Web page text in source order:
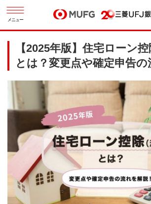
メニュー
【2025年版】住宅ローン控
とは？変更点や確定申告の